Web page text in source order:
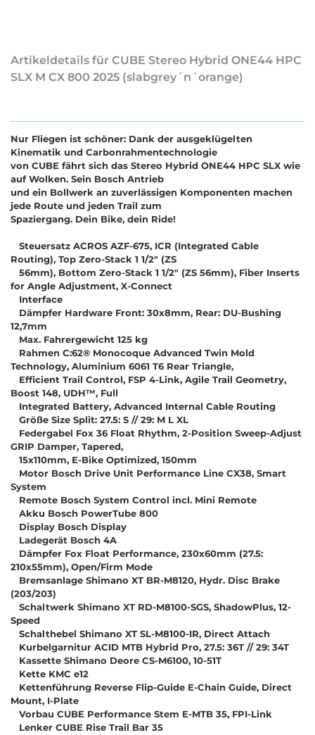
Artikeldetails für CUBE Stereo Hybrid ONE44 HPC
SLX M CX 800 2025 (slabgrey´n´orange)
Nur Fliegen ist schöner: Dank der ausgeklügelten
Kinematik und Carbonrahmentechnologie
von CUBE fährt sich das Stereo Hybrid ONE44 HPC SLX wie
auf Wolken. Sein Bosch Antrieb
und ein Bollwerk an zuverlässigen Komponenten machen
jede Route und jeden Trail zum
Spaziergang. Dein Bike, dein Ride!
Steuersatz ACROS AZF-675, ICR (Integrated Cable
Routing), Top Zero-Stack 1 1/2" (ZS
56mm), Bottom Zero-Stack 1 1/2" (ZS 56mm), Fiber Inserts
for Angle Adjustment, X-Connect
Interface
Dämpfer Hardware Front: 30x8mm, Rear: DU-Bushing
12,7mm
Max. Fahrergewicht 125 kg
Rahmen C:62® Monocoque Advanced Twin Mold
Technology, Aluminium 6061 T6 Rear Triangle,
Efficient Trail Control, FSP 4-Link, Agile Trail Geometry,
Boost 148, UDH™, Full
Integrated Battery, Advanced Internal Cable Routing
Größe Size Split: 27.5: S // 29: M L XL
Federgabel Fox 36 Float Rhythm, 2-Position Sweep-Adjust
GRIP Damper, Tapered,
15x110mm, E-Bike Optimized, 150mm
Motor Bosch Drive Unit Performance Line CX38, Smart
System
Remote Bosch System Control incl. Mini Remote
Akku Bosch PowerTube 800
Display Bosch Display
Ladegerät Bosch 4A
Dämpfer Fox Float Performance, 230x60mm (27.5:
210x55mm), Open/Firm Mode
Bremsanlage Shimano XT BR-M8120, Hydr. Disc Brake
(203/203)
Schaltwerk Shimano XT RD-M8100-SGS, ShadowPlus, 12-
Speed
Schalthebel Shimano XT SL-M8100-IR, Direct Attach
Kurbelgarnitur ACID MTB Hybrid Pro, 27.5: 36T // 29: 34T
Kassette Shimano Deore CS-M6100, 10-51T
Kette KMC e12
Kettenführung Reverse Flip-Guide E-Chain Guide, Direct
Mount, I-Plate
Vorbau CUBE Performance Stem E-MTB 35, FPI-Link
Lenker CUBE Rise Trail Bar 35